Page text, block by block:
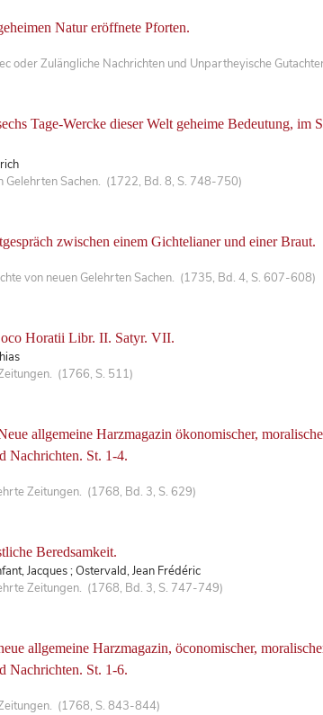
Natur eröffnete Pforten.
oder Zulängliche Nachrichten und Unpartheyische
Tage-Wercke dieser Welt geheime Bedeutung, im
Gelehrten Sachen. (1722, Bd. 8, S. 748-750)
zwischen einem Gichtelianer und einer Braut.
von neuen Gelehrten Sachen. (1735, Bd. 4, S. 607-608)
Horatii Libr. II. Satyr. VII.
(1766, S. 511)
allgemeine Harzmagazin ökonomischer,
Nachrichten. St. 1-4.
Zeitungen. (1768, Bd. 3, S. 629)
Beredsamkeit.
Jacques ; Ostervald, Jean Frédéric
Zeitungen. (1768, Bd. 3, S. 747-749)
allgemeine Harzmagazin, öconomischer,
Nachrichten. St. 1-6.
(1768, S. 843-844)